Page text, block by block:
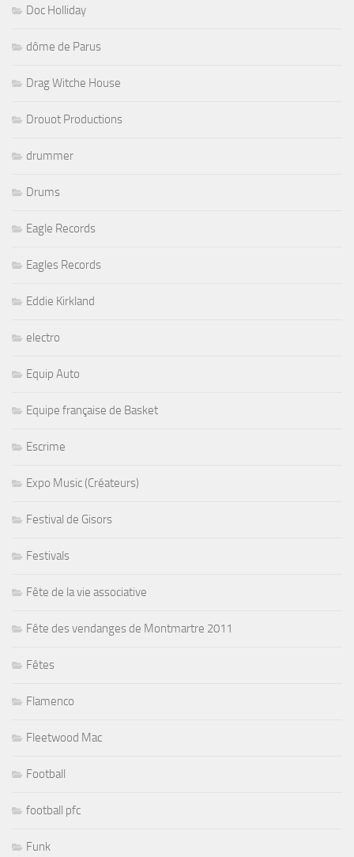
Doc Holliday
dôme de Parus
Drag Witche House
Drouot Productions
drummer
Drums
Eagle Records
Eagles Records
Eddie Kirkland
electro
Equip Auto
Equipe française de Basket
Escrime
Expo Music (Créateurs)
Festival de Gisors
Festivals
Fête de la vie associative
Fête des vendanges de Montmartre 2011
Fêtes
Flamenco
Fleetwood Mac
Football
football pfc
Funk